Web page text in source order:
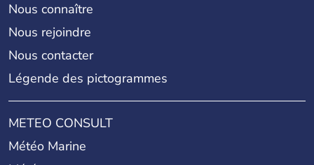
Nous connaître
Nous rejoindre
Nous contacter
Légende des pictogrammes
METEO CONSULT
Météo Marine